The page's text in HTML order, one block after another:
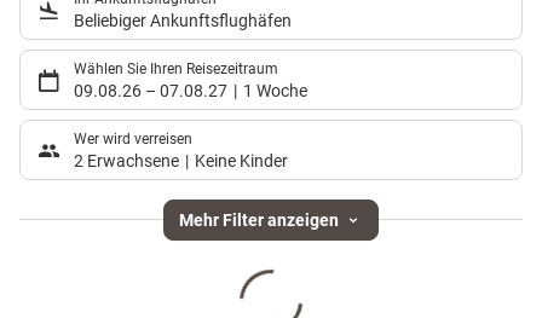
Beliebiger Ankunftsflughäfen
Wählen Sie Ihren Reisezeitraum
09.08.26 – 07.08.27 1 Woche
Wer wird verreisen
2 Erwachsene Keine Kinder
Mehr Filter anzeigen